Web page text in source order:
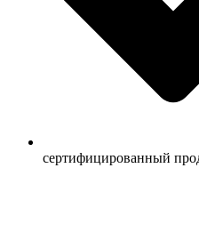
сертифицированный